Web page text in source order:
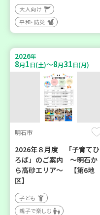
大人向け
平和・防災
2026年
8月1日(土)～8月31日(月)
明石市
2026年８月度 「子育てひ
ろば」のご案内 ～明石か
ら高砂エリア～ 【第6地
区】
子ども
親子で楽しむ